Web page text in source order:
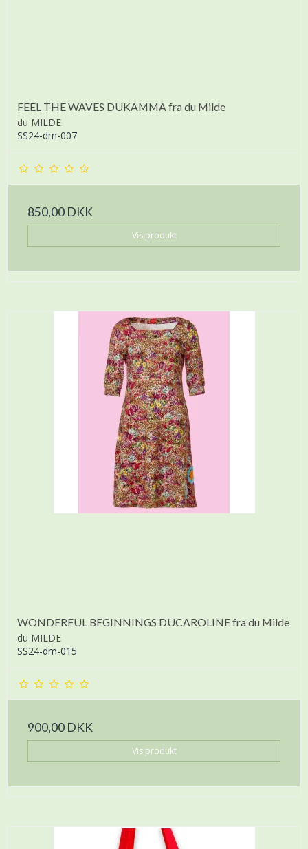
FEEL THE WAVES DUKAMMA fra du Milde
du MILDE
SS24-dm-007
850,00 DKK
Vis produkt
WONDERFUL BEGINNINGS DUCAROLINE fra du Milde
du MILDE
SS24-dm-015
900,00 DKK
Vis produkt